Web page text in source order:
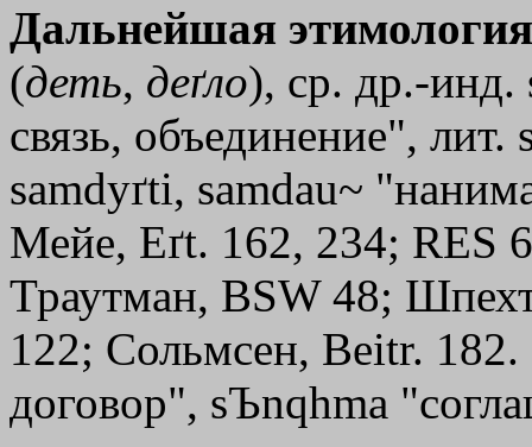
Дальнейшая
(деть, деґло), ср. др.-инд.
связь, объединение", лит.
samdyґti, samdau~
Мейе, Eґt. 162, 234; RЕS
Траутман, ВSW 48;
122; Сольмсен, Beitr.
договор", sЪnqhma